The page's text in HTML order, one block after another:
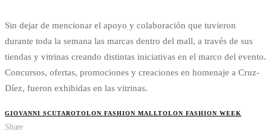
Sin dejar de mencionar el apoyo y colaboración que tuvieron
durante toda la semana las marcas dentro del mall, a través de sus
tiendas y vitrinas creando distintas iniciativas en el marco del evento.
Concursos, ofertas, promociones y creaciones en homenaje a Cruz-
Díez, fueron exhibidas en las vitrinas.
GIOVANNI SCUTAROTOLON FASHION MALLTOLON FASHION WEEK
Share